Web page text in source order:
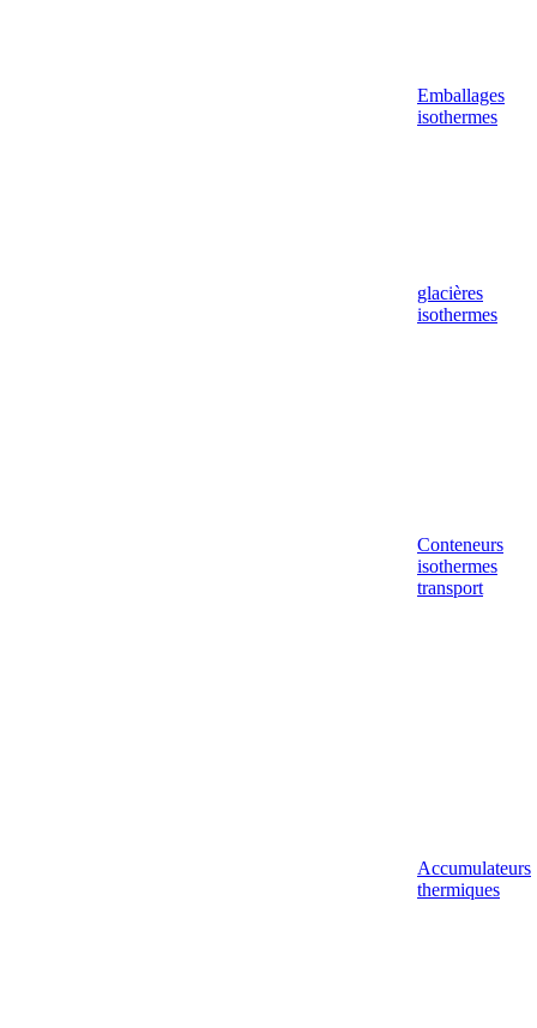
Emballages
isothermes
glacières
isothermes
Conteneurs
isothermes
transport
Accumulateurs
thermiques